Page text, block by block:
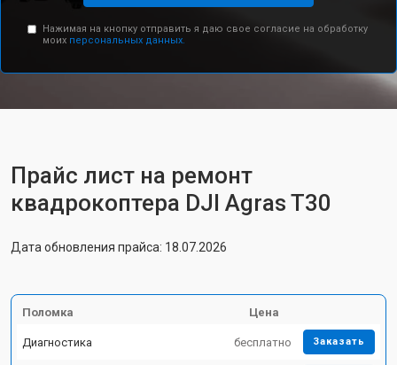
Нажимая на кнопку отправить я даю свое согласие на обработку
моих персональных данных.
Прайс лист на ремонт
квадрокоптера DJI Agras T30
Дата обновления прайса: 18.07.2026
Поломка Цена
Диагностика бесплатно Заказать